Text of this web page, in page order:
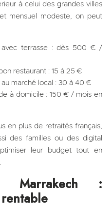
à celui des grandes villes
mensuel modeste, on peut
avec terrasse : dès 500 € /
restaurant : 15 à 25 €
marché local : 30 à 40 €
à domicile : 150 € / mois en
en plus de retraités français,
des familles ou des digital
leur budget tout en
Marrakech :